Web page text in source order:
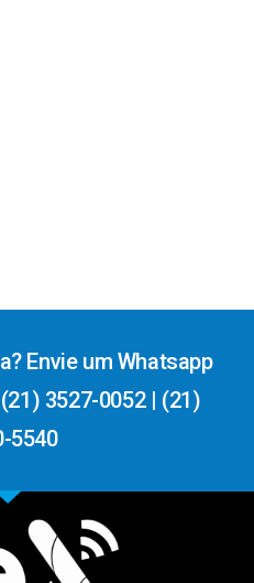
Envie um Whatsapp
3527-0052 | (21)
5540